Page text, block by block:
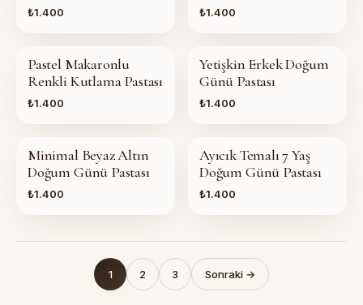
₺1.400 ₺1.400
Pastel Makaronlu
Renkli Kutlama Pastası
₺1.400
Yetişkin Erkek Doğum
Günü Pastası
₺1.400
Minimal Beyaz Altın
Doğum Günü Pastası
₺1.400
Ayıcık Temalı 7 Yaş
Doğum Günü Pastası
₺1.400
1 2 3 Sonraki →